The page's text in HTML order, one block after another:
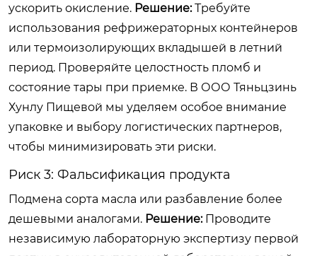
ускорить окисление. Решение:Требуйте
использования рефрижераторных контейнеров
или термоизолирующих вкладышей в летний
период. Проверяйте целостность пломб и
состояние тары при приемке. В ООО Тяньцзинь
Хунлу Пищевой мы уделяем особое внимание
упаковке и выбору логистических партнеров,
чтобы минимизировать эти риски.
Риск 3: Фальсификация продукта
Подмена сорта масла или разбавление более
дешевыми аналогами. Решение:Проводите
независимую лабораторную экспертизу первой